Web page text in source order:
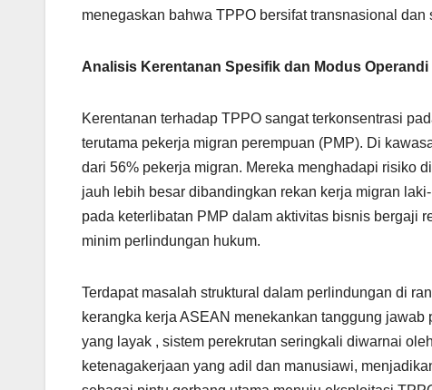
menegaskan bahwa TPPO bersifat transnasional
Analisis Kerentanan Spesifik dan Modus Operandi
Kerentanan terhadap TPPO sangat terkonsentrasi
terutama pekerja migran perempuan (PMP). Di
dari 56% pekerja migran. Mereka menghadapi risiko
jauh lebih besar dibandingkan rekan kerja migran
pada keterlibatan PMP dalam aktivitas bisnis bergaji
minim perlindungan hukum.
Terdapat masalah struktural dalam perlindungan di
kerangka kerja ASEAN menekankan tanggung
yang layak , sistem perekrutan seringkali diwarnai
ketenagakerjaan yang adil dan manusiawi,